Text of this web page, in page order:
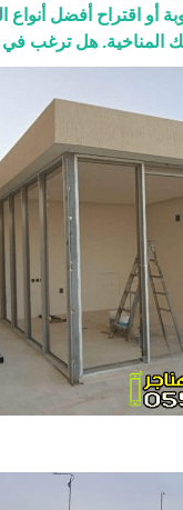
أو اقتراح أفضل أنواع
المناخية. هل ترغب